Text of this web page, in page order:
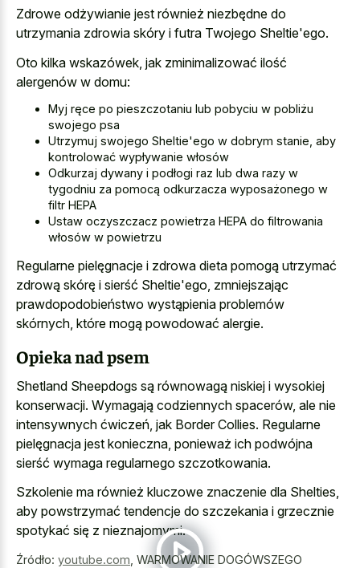
Zdrowe odżywianie jest również niezbędne do
utrzymania zdrowia skóry i futra Twojego Sheltie'ego.
Oto kilka wskazówek, jak zminimalizować ilość
alergenów w domu:
Myj ręce po pieszczotaniu lub pobyciu w pobliżu
swojego psa
Utrzymuj swojego Sheltie'ego w dobrym stanie, aby
kontrolować wypływanie włosów
Odkurzaj dywany i podłogi raz lub dwa razy w
tygodniu za pomocą odkurzacza wyposażonego w
filtr HEPA
Ustaw oczyszczacz powietrza HEPA do filtrowania
włosów w powietrzu
Regularne pielęgnacje i zdrowa dieta pomogą utrzymać
zdrową skórę i sierść Sheltie'ego, zmniejszając
prawdopodobieństwo wystąpienia problemów
skórnych, które mogą powodować alergie.
Opieka nad psem
Shetland Sheepdogs są równowagą niskiej i wysokiej
konserwacji. Wymagają codziennych spacerów, ale nie
intensywnych ćwiczeń, jak Border Collies. Regularne
pielęgnacja jest konieczna, ponieważ ich podwójna
sierść wymaga regularnego szczotkowania.
Szkolenie ma również kluczowe znaczenie dla Shelties,
aby powstrzymać tendencje do szczekania i grzecznie
spotykać się z nieznajomymi.
Źródło: youtube.com WARMOWANIE DOGÓWSZEGO